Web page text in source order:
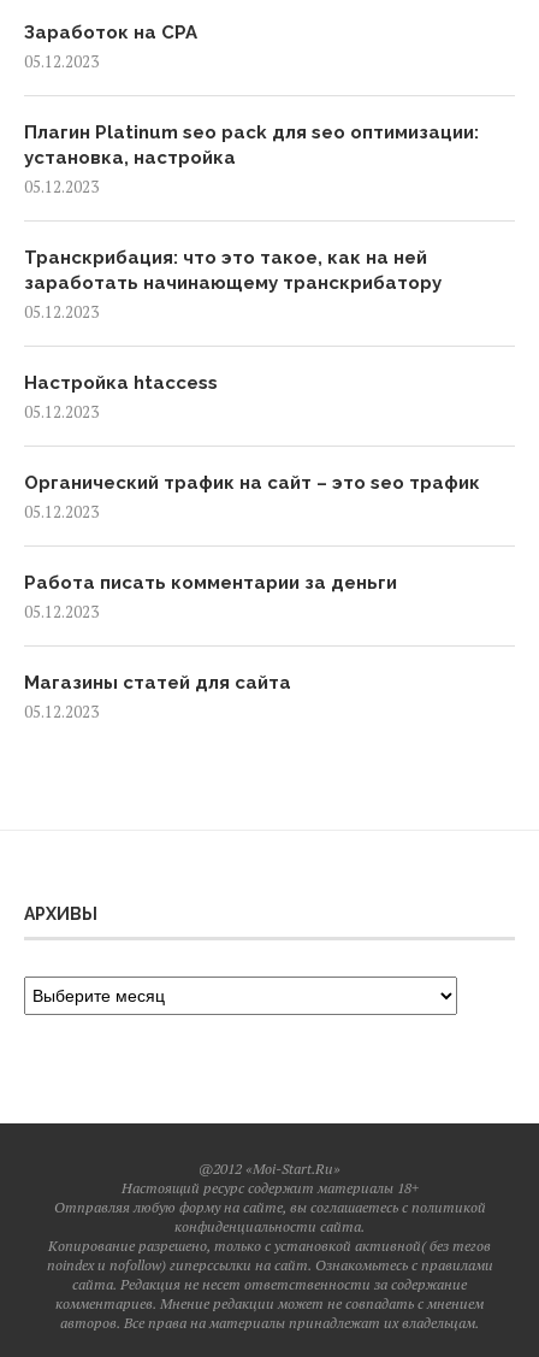
Заработок на CPA
05.12.2023
Плагин Platinum seo pack для seo оптимизации:
установка, настройка
05.12.2023
Транскрибация: что это такое, как на ней
заработать начинающему транскрибатору
05.12.2023
Настройка htaccess
05.12.2023
Органический трафик на сайт – это seo трафик
05.12.2023
Работа писать комментарии за деньги
05.12.2023
Магазины статей для сайта
05.12.2023
АРХИВЫ
@2012 «Moi-Start.Ru»
Настоящий ресурс содержит материалы 18+
Отправляя любую форму на сайте, вы соглашаетесь с политикой
конфиденциальности сайта.
Копирование разрешено, только с установкой активной( без тегов
noindex и nofollow) гиперссылки на сайт. Ознакомьтесь с правилами
сайта. Редакция не несет ответственности за содержание
комментариев. Мнение редакции может не совпадать с мнением
авторов. Все права на материалы принадлежат их владельцам.